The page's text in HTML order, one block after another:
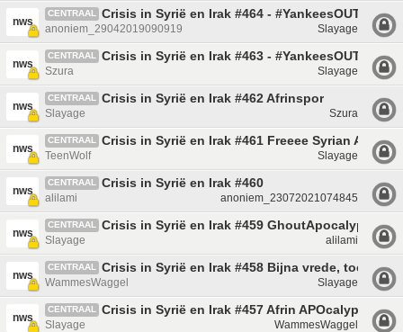
nws
CENTRAAL Crisis in Syrië en Irak #464 - #YankeesOUT
anoniem_29042019090919 Slayage
nws
CENTRAAL Crisis in Syrië en Irak #463 - #YankeesOUT
Szura Slayage
nws
CENTRAAL Crisis in Syrië en Irak #462 Afrinspor
Slayage Szura
nws
CENTRAAL Crisis in Syrië en Irak #461 Freeee Syrian Army
TeenWolf Slayage
nws
CENTRAAL Crisis in Syrië en Irak #460
alilami anoniem_23072021074845
nws
CENTRAAL Crisis in Syrië en Irak #459 GhoutApocalyps
Slayage alilami
nws
CENTRAAL Crisis in Syrië en Irak #458 Bijna vrede, toch?
WammesWaggel Slayage
nws
CENTRAAL Crisis in Syrië en Irak #457 Afrin APOcalyps
Slayage WammesWaggel